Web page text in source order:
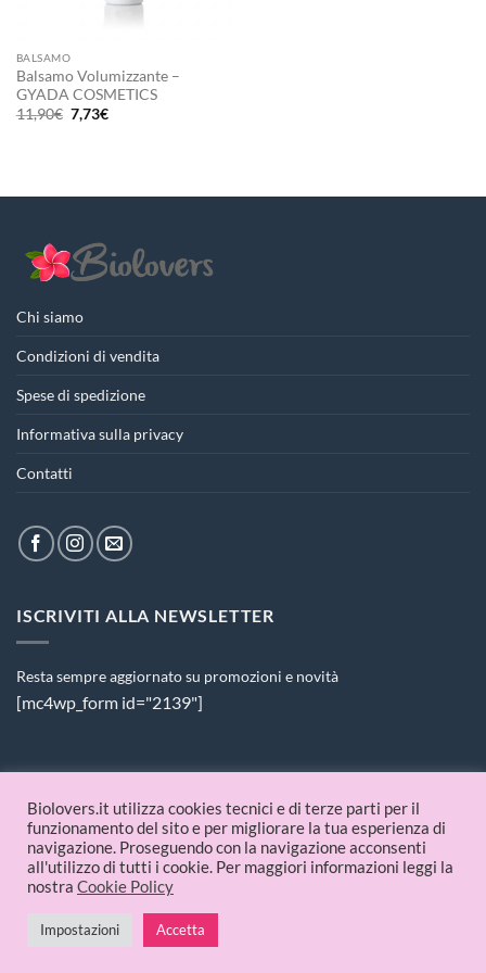
BALSAMO
Balsamo Volumizzante –
GYADA COSMETICS
11,90€ Il
prezzo
7,73€Il
Chi siamo
Condizioni di vendita
Spese di spedizione
Informativa sulla privacy
Contatti
ISCRIVITI ALLA NEWSLETTER
Resta sempre aggiornato su promozioni e novità
[mc4wp_form id="2139"]
PAGAMENTI ACCETTATI
© 2026 Biolovers.it | P.IVA 09336481214
Biolovers.it utilizza cookies tecnici e di terze parti per il
funzionamento del sito e per migliorare la tua esperienza di
navigazione. Proseguendo con la navigazione acconsenti
all'utilizzo di tutti i cookie. Per maggiori informazioni leggi la
nostra Cookie Policy
Impostazioni Accetta